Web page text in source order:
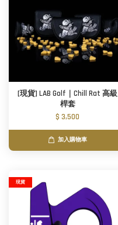
[現貨] LAB Golf｜Chill Rat 高級
桿套
$ 3,500
加入購物車
現貨